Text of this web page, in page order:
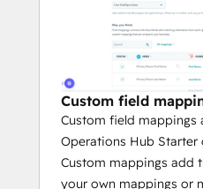
Custom field
Custom field mappings
Operations Hub Starter
Custom mappings add
your own mappings or